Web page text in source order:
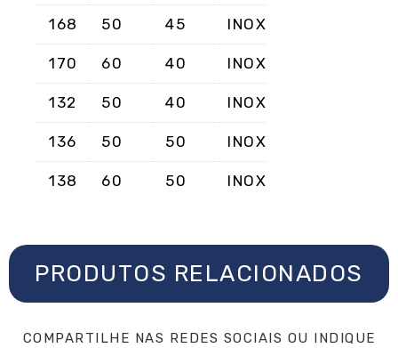
168 50 45 INOX
170 60 40 INOX
132 50 40 INOX
136 50 50 INOX
138 60 50 INOX
PRODUTOS RELACIONADOS
COMPARTILHE NAS REDES SOCIAIS OU INDIQUE